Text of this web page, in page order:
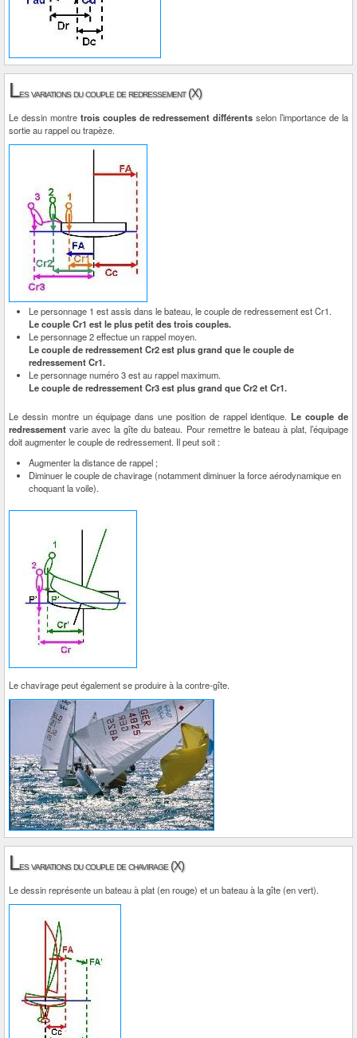
Les variations du couple de redressement (X)
Le dessin montre trois couples de redressement différentsselon l’importance de la
sortie au rappel ou trapèze.
Le personnage 1 est assis dans le bateau, le couple de redressement est Cr1.
Le couple Cr1 est le plus petit des trois couples.
Le personnage 2 effectue un rappel moyen.
Le couple de redressement Cr2 est plus grand que le couple de
redressement Cr1.
Le personnage numéro 3 est au rappel maximum.
Le couple de redressement Cr3 est plus grand que Cr2 et Cr1.
Le dessin montre un équipage dans une position de rappel identique. Le couple de
redressementvarie avec la gîte du bateau. Pour remettre le bateau à plat, l’équipage
doit augmenter le couple de redressement. Il peut soit :
Augmenter la distance de rappel ;
Diminuer le couple de chavirage (notamment diminuer la force aérodynamique en
choquant la voile).
Le chavirage peut également se produire à la contre-gîte.
Les variations du couple de chavirage (X)
Le dessin représente un bateau à plat (en rouge) et un bateau à la gîte (en vert).